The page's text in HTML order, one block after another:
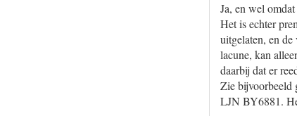
Ja, en wel
Het is echter
uitgelaten, en
lacune, kan
daarbij dat er
Zie bijvoorbeeld
LJN BY6881.